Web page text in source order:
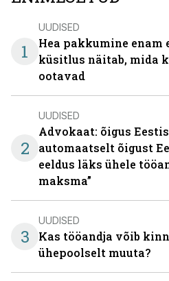
1
UUDISED
Hea pakkumine enam
küsitlus näitab, mida
ootavad
2
UUDISED
Advokaat: õigus
automaatselt õigust
eeldus läks ühele
maksma”
3
UUDISED
Kas tööandja võib
ühepoolselt muuta?